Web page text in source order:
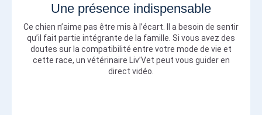
Une présence indispensable
Ce chien n’aime pas être mis à l’écart. Il a besoin de sentir
qu’il fait partie intégrante de la famille. Si vous avez des
doutes sur la compatibilité entre votre mode de vie et
cette race, un vétérinaire Liv’Vet peut vous guider en
direct vidéo.